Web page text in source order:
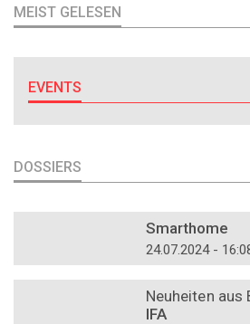
MEIST GELESEN
EVENTS
DOSSIERS
Smarthome
24.07.2024 -
Neuheiten aus
IFA